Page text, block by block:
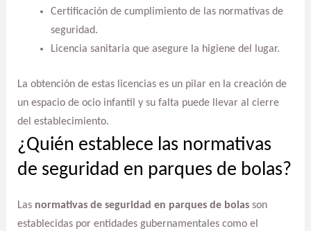
Certificación de cumplimiento de las normativas de
seguridad.
Licencia sanitaria que asegure la higiene del lugar.
La obtención de estas licencias es un pilar en la creación de
un espacio de ocio infantil y su falta puede llevar al cierre
del establecimiento.
¿Quién establece las normativas
de seguridad en parques de bolas?
Las normativas de seguridad en parques de bolasson
establecidas por entidades gubernamentales como el